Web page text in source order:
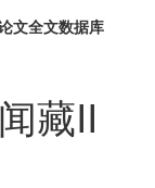
文全文数据库
藏II